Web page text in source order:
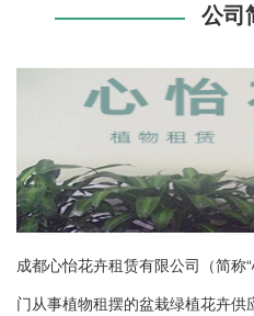
公司
成都心怡花卉租赁有限公司（简称
门从事植物租摆的盆栽绿植花卉